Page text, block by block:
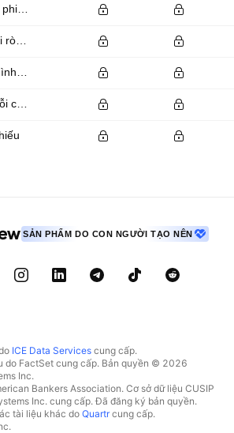
SẢN PHẨM DO CON NGƯỜI TẠO NÊN
ICE Data Services cung cấp.
do FactSet cung cấp. Bản quyền © 2026
Inc.
Bankers Association. Cơ sở dữ liệu CUSIP
Inc. cung cấp. Đã đăng ký bản quyền.
tài liệu khác do Quartrcung cấp.